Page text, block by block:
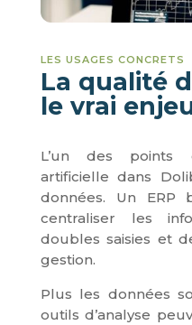
LES USAGES CONCRETS
La qualité
le vrai
L’un des points
artificielle dans
données. Un ERP
centraliser les
doubles saisies et
gestion.
Plus les données
outils d’analyse